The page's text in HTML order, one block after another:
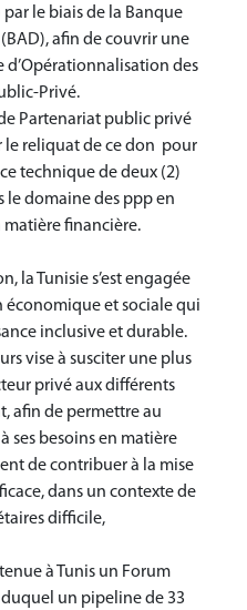
le biais de la Banque
afin de couvrir une
d’Opérationnalisation des
Privé.
Partenariat public privé
le reliquat de ce don pour
technique de deux (2)
le domaine des ppp en
financière.
la Tunisie s’est engagée
économique et sociale qui
inclusive et durable.
vise à susciter une plus
privé aux différents
afin de permettre au
ses besoins en matière
de contribuer à la mise
dans un contexte de
difficile,
à Tunis un Forum
un pipeline de 33